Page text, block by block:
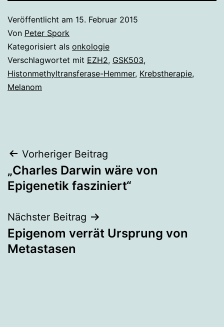
Veröffentlicht am 15. Februar 2015
Von Peter Spork
Kategorisiert als onkologie
Verschlagwortet mit EZH2, GSK503,
Histonmethyltransferase-Hemmer, Krebstherapie,
Melanom
Beitragsnavigation
Vorheriger Beitrag
„Charles Darwin wäre von
Epigenetik fasziniert“
Nächster Beitrag
Epigenom verrät Ursprung von
Metastasen